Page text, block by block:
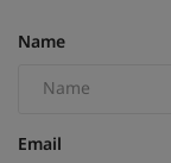
Name
Email